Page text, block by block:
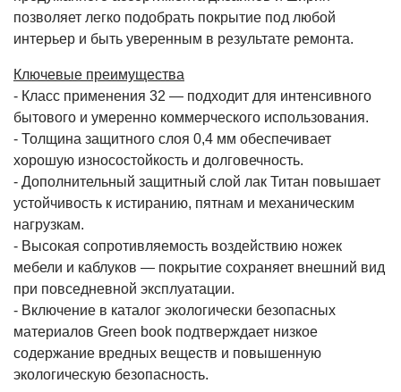
позволяет легко подобрать покрытие под любой
интерьер и быть уверенным в результате ремонта.
Ключевые преимущества
- Класс применения 32 — подходит для интенсивного
бытового и умеренно коммерческого использования.
- Толщина защитного слоя 0,4 мм обеспечивает
хорошую износостойкость и долговечность.
- Дополнительный защитный слой лак Титан повышает
устойчивость к истиранию, пятнам и механическим
нагрузкам.
- Высокая сопротивляемость воздействию ножек
мебели и каблуков — покрытие сохраняет внешний вид
при повседневной эксплуатации.
- Включение в каталог экологически безопасных
материалов Green book подтверждает низкое
содержание вредных веществ и повышенную
экологическую безопасность.